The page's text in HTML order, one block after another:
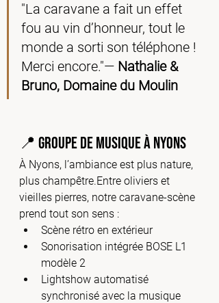
"La caravane a fait un effet
fou au vin d’honneur, tout le
monde a sorti son téléphone !
Merci encore."— Nathalie &
Bruno, Domaine du Moulin
📍 Groupe de musique à Nyons
À Nyons, l’ambiance est plus nature,
plus champêtre.Entre oliviers et
vieilles pierres, notre caravane-scène
prend tout son sens :
Scène rétro en extérieur
Sonorisation intégrée BOSE L1
modèle 2
Lightshow automatisé
synchronisé avec la musique